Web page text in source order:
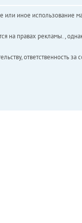
иное использование
правах рекламы. ,
ответственность